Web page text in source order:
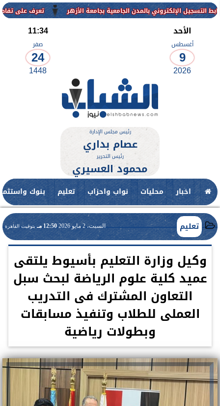
تعرف على تفاصيل وشروط القبول بالمدن الجامعية بجامعة الأزهر
الأحد
أغسطس
9
2026
11:34
صفر
24
1448
رئيس مجلس الإدارة
عصام بداري
رئيس التحرير
محمود العسيري
اخبار محليات نواب واحزاب تعليم بنوك
تعليم السبت، 2 مايو 2026 12:50 مـ بتوقيت القاهرة
وكيل وزارة التعليم بأسيوط يلتقى
عميد كلية علوم الرياضة لبحث سبل
التعاون المشترك فى التدريب
العملى للطلاب وتنفيذ مسابقات
وبطولات رياضية